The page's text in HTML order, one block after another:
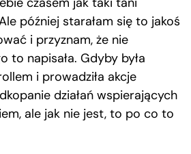
później starałam się to jakoś
i przyznam, że nie
to napisała. Gdyby była
i prowadziła akcje
działań wspierających
ale jak nie jest, to po co to